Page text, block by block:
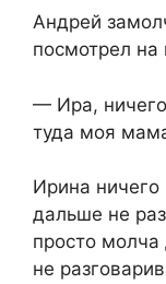
Андрей
посмотрел на
— Ира,
туда моя
Ирина ничего
дальше не
просто молча
не